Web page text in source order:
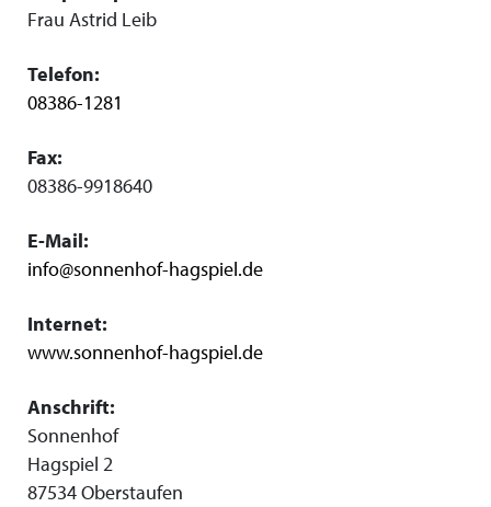
Frau Astrid Leib
Telefon:
08386-1281
Fax:
08386-9918640
E-Mail:
info@sonnenhof-hagspiel.de
Internet:
www.sonnenhof-hagspiel.de
Anschrift:
Sonnenhof
Hagspiel 2
87534 Oberstaufen